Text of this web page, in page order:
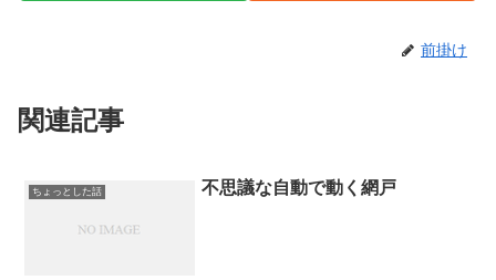
前掛け
関連記事
ちょっとした話 不思議な自動で動く網戸